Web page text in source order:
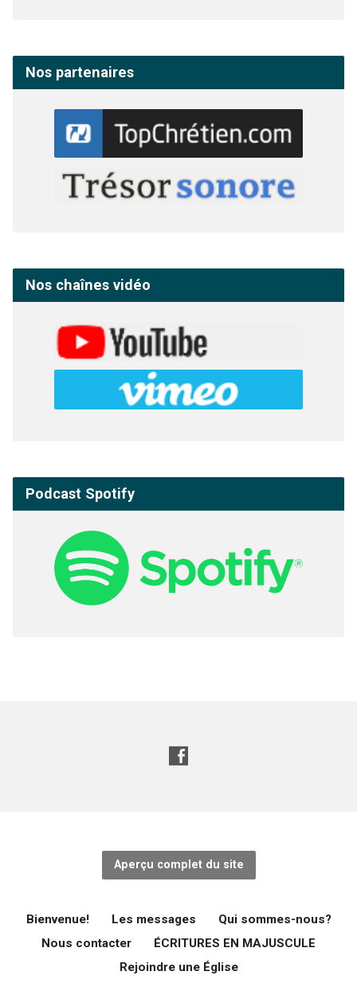
Nos partenaires
Nos chaînes vidéo
Podcast Spotify
Aperçu complet du site
Bienvenue! Les messages
Qui sommes-nous?
Nous contacter
ÉCRITURES EN MAJUSCULE
Rejoindre une Église